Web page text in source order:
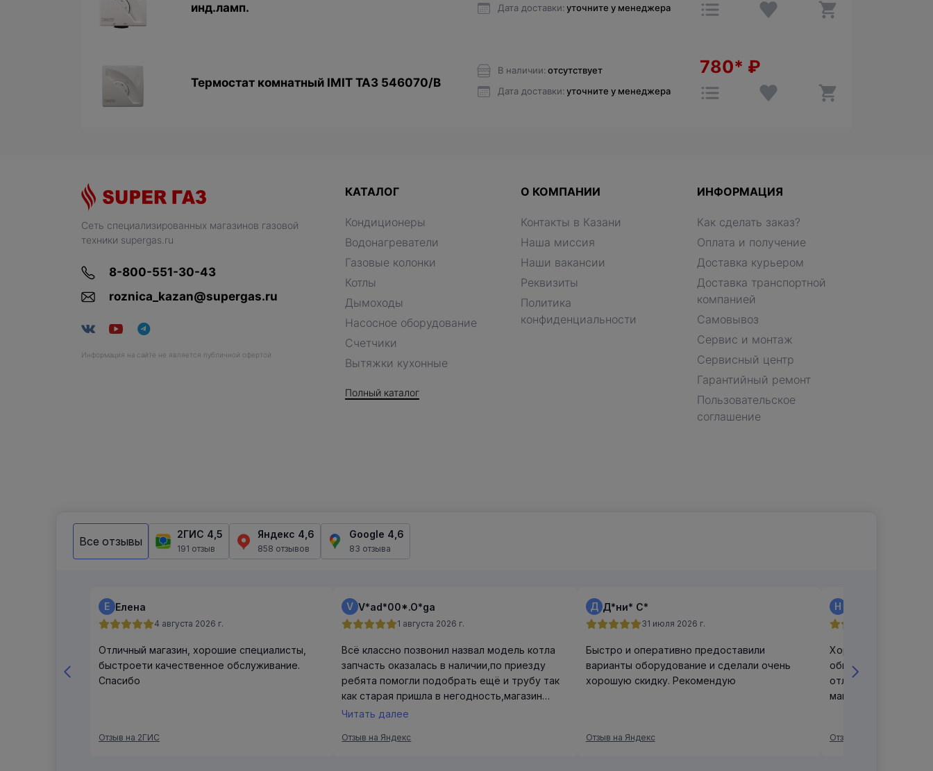
инд.ламп.
Дата доставки: уточните у менеджера
Термостат комнатный IMIT ТАЗ 546070/В
В наличии: отсутствует
Дата доставки: уточните у менеджера
780* ₽
Сеть специализированных магазинов газовой
техники supergas.ru
8-800-551-30-43
roznica_kazan@supergas.ru
Информация на сайте не является публичной офертой
КАТАЛОГ
Кондиционеры
Водонагреватели
Газовые колонки
Котлы
Дымоходы
Насосное оборудование
Счетчики
Вытяжки кухонные
Полный каталог
О КОМПАНИИ
Контакты в Казани
Наша миссия
Наши вакансии
Реквизиты
Политика
конфиденциальности
ИНФОРМАЦИЯ
Как сделать заказ?
Оплата и получение
Доставка курьером
Доставка транспортной
компанией
Самовывоз
Сервис и монтаж
Сервисный центр
Гарантийный ремонт
Пользовательское
соглашение